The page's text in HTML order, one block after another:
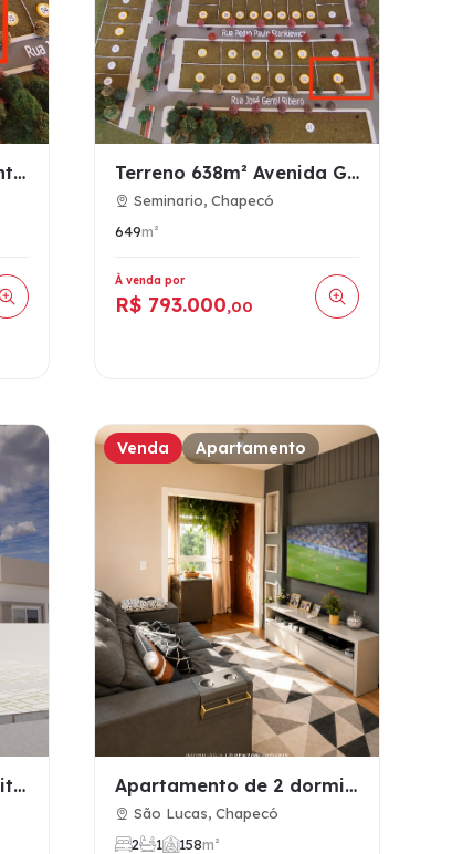
Terreno bairro Santo Antônio Chapecó 638m² esquina Getúlio V… Terreno 638m² Avenida Getúlio Vargas Chapecó esquina
Seminario, Chapecó
649m²
À venda por
R$ 793.000,00
Casa geminada 2 dormitórios à venda no Distrito Fazenda Zand…
Venda Apartamento
Apartamento de 2 dormitórios à venda no Parque das Torres, M…
São Lucas, Chapecó
2
1 158m²